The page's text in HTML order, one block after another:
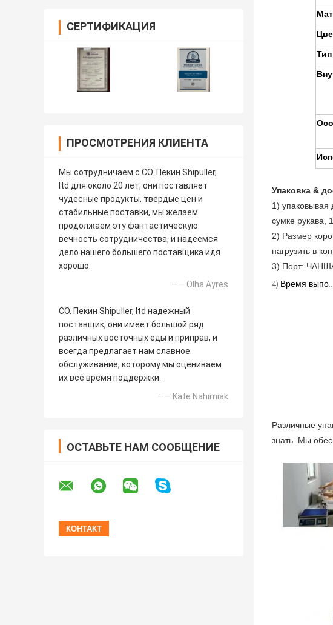
СЕРТИФИКАЦИЯ
ПРОСМОТРЕНИЯ КЛИЕНТА
Мы сотрудничаем с CO. Пекин Shipuller,
ltd для около 20 лет, они поставляет
чудесные продукты, твердые цен и
стабильные поставки, мы желаем
продолжаем эту фантастическую
вечность сотрудничества, и надеемся
дело нашего большего поставщика идя
хорошо.
—— Olha Ayres
CO. Пекин Shipuller, ltd надежный
поставщик, они имеет большой ряд
различных восточных еды и приправ, и
всегда предлагает нам славное
обслуживание, которому мы оцениваем
их все время поддержки.
—— Kate Nahirniak
ОСТАВЬТЕ НАМ СООБЩЕНИЕ
Тип
Упаковка &
1) упаковывая
сумке рукава,
2) Размер
нагрузить в
3) Порт:
4) Время выполнения:
Различные
знать. Мы